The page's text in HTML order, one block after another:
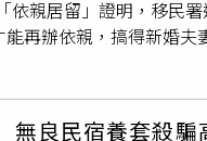
構成嚴重誹謗，是她
對涉及身分與籍貫的歧
案部分，白瑜表示，
時，已超越個人情緒
」原則，也尊重司法程
媽，甚至狂標註內政部
到不少回饋後我自己
再更謹慎，避免造成
親居留」證明，移民
再辦依親，搞得新婚
人狼狽異常，而台灣籍
，他們出面向CTWANT
內政部與勞動部聯手
良民宿養套殺騙